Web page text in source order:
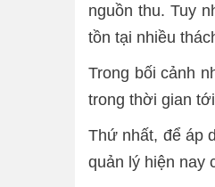
nguồn thu. Tuy
tồn tại nhiều
Trong bối cảnh
trong thời gian
Thứ nhất, để áp
quản lý hiện nay